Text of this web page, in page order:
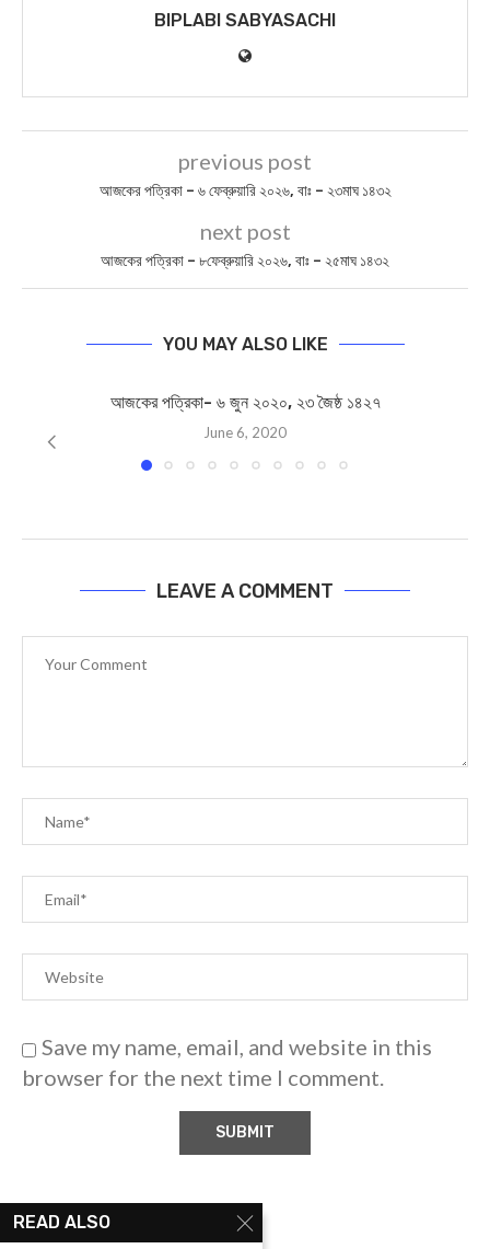
BIPLABI SABYASACHI
previous post
আজকের পত্রিকা – ৬ ফেব্রুয়ারি ২০২৬, বাঃ – ২৩মাঘ ১৪৩২
next post
আজকের পত্রিকা – ৮ফেব্রুয়ারি ২০২৬, বাঃ – ২৫মাঘ ১৪৩২
YOU MAY ALSO LIKE
আজকের পত্রিকা- ৬ জুন ২০২০, ২৩ জৈষ্ঠ ১৪২৭
June 6, 2020
LEAVE A COMMENT
Save my name, email, and website in this
browser for the next time I comment.
READ ALSO